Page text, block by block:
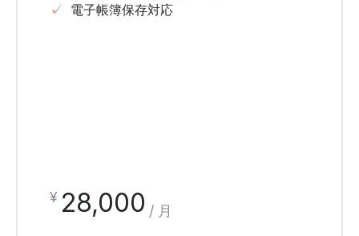
✓
電子帳簿保存対応
¥ 28,000 / 月